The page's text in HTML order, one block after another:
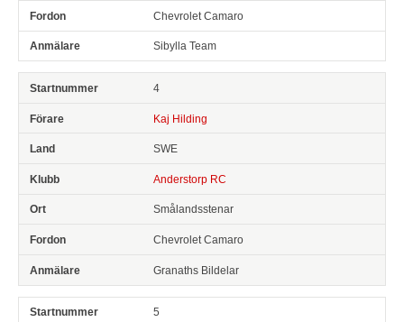
Chevrolet Camaro
Sibylla Team
4
Kaj Hilding
SWE
Anderstorp RC
Smålandsstenar
Chevrolet Camaro
Granaths Bildelar
5